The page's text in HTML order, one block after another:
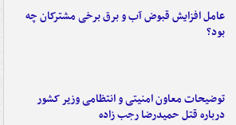
عامل افزایش قبوض آب و برق برخی مشترکان چه
بود؟
توضیحات معاون امنیتی و انتظامی وزیر کشور
درباره قتل حمیدرضا رجب زاده